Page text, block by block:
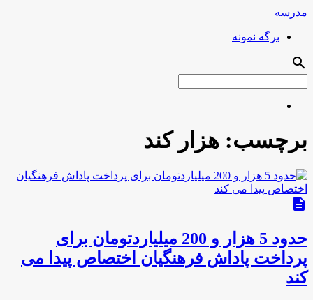
مدرسه
برگه نمونه
search
برچسب: هزار کند
description
حدود 5 هزار و 200 میلیاردتومان برای
پرداخت پاداش فرهنگیان اختصاص پیدا می
کند